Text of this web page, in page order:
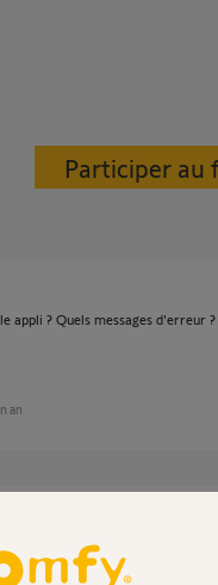
Participer au
appli ? Quels messages d'erreur ?
an
par l’installateur ,
, impossible de le faire je
de clé io ,etc... je precise
j'etais sur "tahoma classic" sur